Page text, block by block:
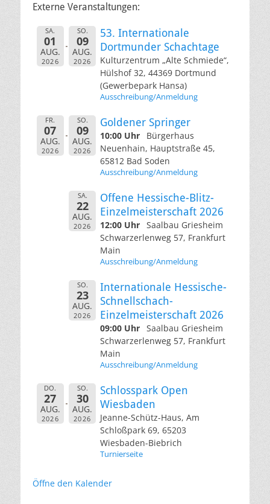
Externe Veranstaltungen:
SA.
01
AUG.
2026
SO.
09
AUG.
2026
53. Internationale
Dortmunder Schachtage
Kulturzentrum „Alte Schmiede“,
Hülshof 32, 44369 Dortmund
(Gewerbepark Hansa)
Ausschreibung/Anmeldung
FR.
07
AUG.
2026
SO.
09
AUG.
2026
Goldener Springer
10:00 Uhr
Bürgerhaus
Neuenhain, Hauptstraße 45,
65812 Bad Soden
Ausschreibung/Anmeldung
SA.
22
AUG.
2026
Offene Hessische-Blitz-
Einzelmeisterschaft 2026
12:00 Uhr Saalbau Griesheim
Schwarzerlenweg 57, Frankfurt
Main
Ausschreibung/Anmeldung
SO.
23
AUG.
2026
Internationale Hessische-
Schnellschach-
Einzelmeisterschaft 2026
09:00 Uhr Saalbau Griesheim
Schwarzerlenweg 57, Frankfurt
Main
Ausschreibung/Anmeldung
DO.
27
AUG.
2026
SO.
30
AUG.
2026
Schlosspark Open
Wiesbaden
Jeanne-Schütz-Haus, Am
Schloßpark 69, 65203
Wiesbaden-Biebrich
Turnierseite
Öffne den Kalender